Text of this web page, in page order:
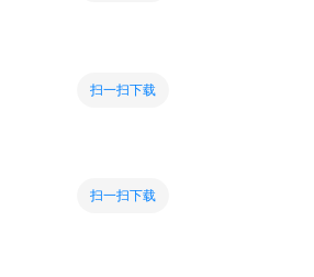
扫一扫下载
扫一扫下载